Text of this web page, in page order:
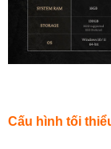
Cấu hình tối